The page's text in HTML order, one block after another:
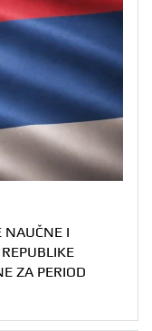
NAUČNE I
ZA PERIOD